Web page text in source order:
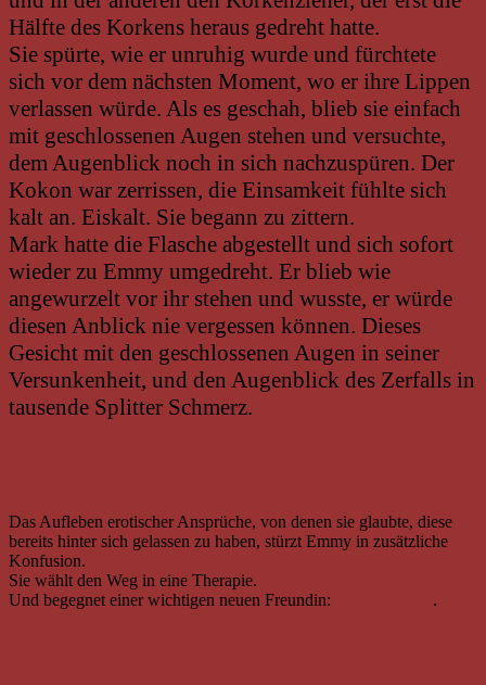
Hälfte des Korkens heraus gedreht hatte.
Sie spürte, wie er unruhig wurde und fürchtete
sich vor dem nächsten Moment, wo er ihre Lippen
verlassen würde. Als es geschah, blieb sie einfach
mit geschlossenen Augen stehen und versuchte,
dem Augenblick noch in sich nachzuspüren. Der
Kokon war zerrissen, die Einsamkeit fühlte sich
kalt an. Eiskalt. Sie begann zu zittern.
Mark hatte die Flasche abgestellt und sich sofort
wieder zu Emmy umgedreht. Er blieb wie
angewurzelt vor ihr stehen und wusste, er würde
diesen Anblick nie vergessen können. Dieses
Gesicht mit den geschlossenen Augen in seiner
Versunkenheit, und den Augenblick des Zerfalls in
tausende Splitter Schmerz.
Das Aufleben erotischer Ansprüche, von denen sie glaubte, diese
bereits hinter sich gelassen zu haben, stürzt Emmy in zusätzliche
Konfusion.
Sie wählt den Weg in eine Therapie.
Und begegnet einer wichtigen neuen Freundin:
.